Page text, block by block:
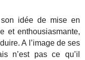
idée de mise en
et enthousiasmante,
A l’image de ses
n’est pas ce qu’il